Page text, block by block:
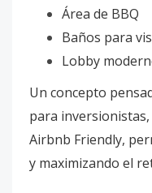
Área de BBQ
Baños para
Lobby
Un concepto
para
Airbnb Friendly,
y maximizando el